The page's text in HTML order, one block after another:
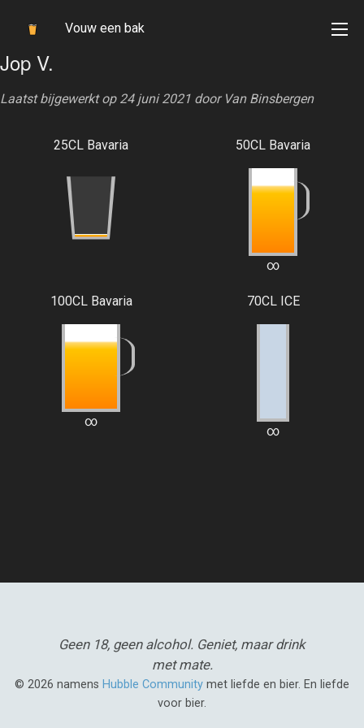
Vouw een bak
Jop V.
Laatst bijgewerkt op 24 juni 2021 door Van Binsbergen
25CL Bavaria 50CL Bavaria
∞
100CL Bavaria
∞
70CL ICE
∞
Geen 18, geen alcohol. Geniet, maar drink
met mate.
© 2026 namens Hubble Community met liefde en bier. En liefde
voor bier.